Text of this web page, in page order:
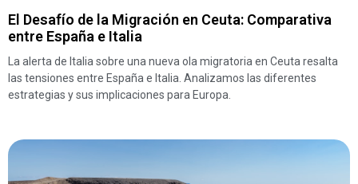
El Desafío de la Migración en Ceuta: Comparativa
entre España e Italia
La alerta de Italia sobre una nueva ola migratoria en Ceuta resalta
las tensiones entre España e Italia. Analizamos las diferentes
estrategias y sus implicaciones para Europa.